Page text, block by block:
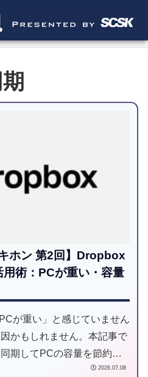
ホン 第2回】Dropbox
術：PCが重い・容量
が重い」と感じていません
かもしれません。本記事で
期してPCの容量を節約す
法と、スマートシンクとの
2026.07.08